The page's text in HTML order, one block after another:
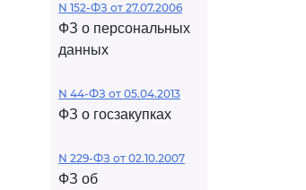
N 152-ФЗ от 27.07.2006
ФЗ о персональных
данных
N 44-ФЗ от 05.04.2013
ФЗ о госзакупках
N 229-ФЗ от 02.10.2007
ФЗ об